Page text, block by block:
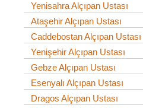
Yenisahra Alçıpan Ustası
Ataşehir Alçıpan Ustası
Caddebostan Alçıpan Ustası
Yenişehir Alçıpan Ustası
Gebze Alçıpan Ustası
Esenyalı Alçıpan Ustası
Dragos Alçıpan Ustası